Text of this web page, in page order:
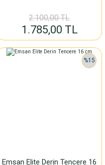
2.100,00 TL
1.785,00 TL
%15
Emsan Elite Derin Tencere 16